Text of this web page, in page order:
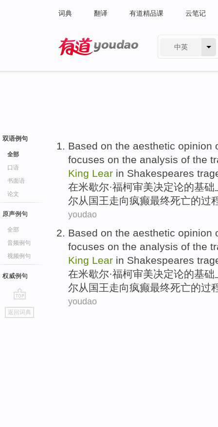
词典 翻译 有道精品课 云笔记
中英
双语例句
全部
口语
书面语
论文
原声例句
全部
音频例句
视频例句
权威例句
go
top
返回词典
Based on the aesthetic opinion
focuses on the analysis of the
King Lear in Shakespeares
在米歇尔·福柯审美决定论的基础
尔从 国王走向疯癫最终死亡的过
youdao
Based on the aesthetic opinion
focuses on the analysis of the
King Lear in Shakespeares
在米歇尔·福柯审美决定论的基础
尔从 国王走向疯癫最终死亡的过
youdao